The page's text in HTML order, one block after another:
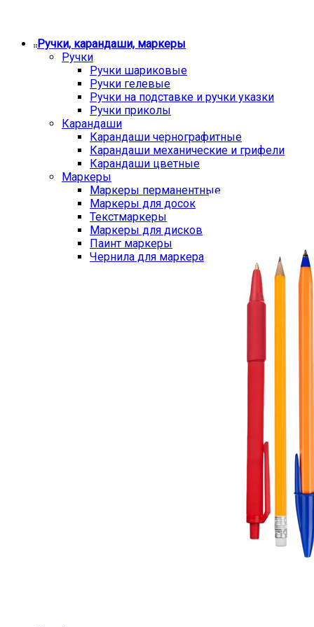
Ручки, карандаши, маркеры
Ручки
Ручки шариковые
Ручки гелевые
Ручки на подставке и ручки указки
Ручки приколы
Карандаши
Карандаши чернографитные
Карандаши механические и грифели
Карандаши цветные
Маркеры
Маркеры перманентные
Маркеры для досок
Текстмаркеры
Маркеры для дисков
Паинт маркеры
Чернила для маркера